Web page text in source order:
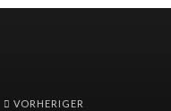
VORHERIGER